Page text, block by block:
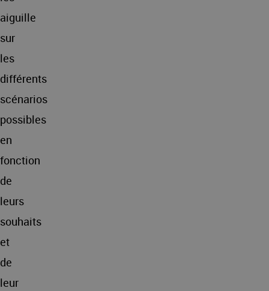
aiguille
sur
les
différents
scénarios
possibles
en
fonction
de
leurs
souhaits
et
de
leur